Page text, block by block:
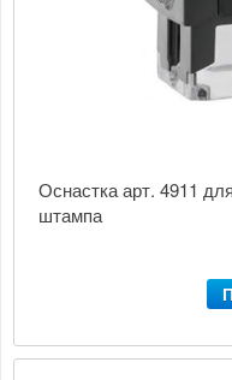
Оснастка арт. 4911
штампа